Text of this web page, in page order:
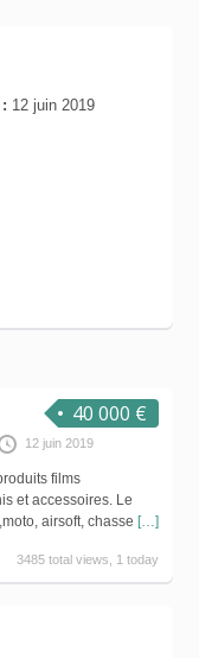
12 juin 2019
40 000 €
12 juin 2019
films
et accessoires. Le
airsoft, chasse […]
3485 total views, 1 today